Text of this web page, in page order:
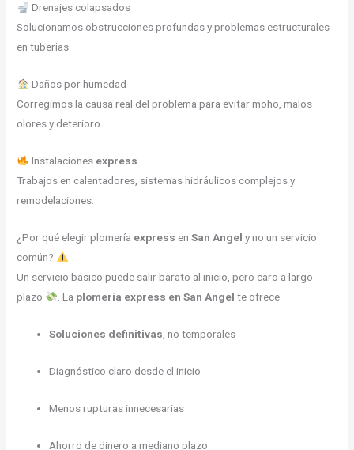
Drenajes colapsados
Solucionamos obstrucciones profundas y problemas estructurales
en tuberías.
Daños por humedad
Corregimos la causa real del problema para evitar moho, malos
olores y deterioro.
Instalaciones express
Trabajos en calentadores, sistemas hidráulicos complejos y
remodelaciones.
¿Por qué elegir plomería express enSan Angely no un servicio
común?
Un servicio básico puede salir barato al inicio, pero caro a largo
plazo
. La plomería express en San Angel te ofrece:
Soluciones definitivas , no temporales
Diagnóstico claro desde el inicio
Menos rupturas innecesarias
Ahorro de dinero a mediano plazo